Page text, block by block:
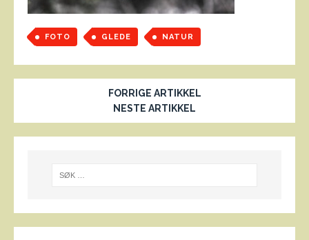
FOTO GLEDE NATUR
FORRIGE ARTIKKEL
NESTE ARTIKKEL